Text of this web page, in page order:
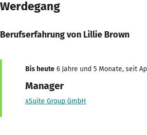
Werdegang
Berufserfahrung von Lillie Brown
Bis heute 6 Jahre und 5 Monate, seit
Manager
xSuite Group GmbH